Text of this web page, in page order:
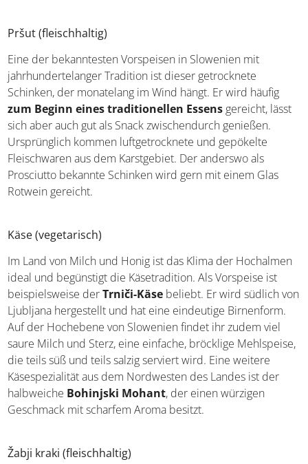
Pršut (fleischhaltig)
Eine der bekanntesten Vorspeisen in Slowenien mit
jahrhundertelanger Tradition ist dieser getrocknete
Schinken, der monatelang im Wind hängt. Er wird häufig
zum Beginn eines traditionellen Essensgereicht,
lässt sich aber auch gut als Snack zwischendurch
genießen. Ursprünglich kommen luftgetrocknete und
gepökelte Fleischwaren aus dem Karstgebiet. Der
anderswo als Prosciutto bekannte Schinken wird gern mit
einem Glas Rotwein gereicht.
Käse (vegetarisch)
Im Land von Milch und Honig ist das Klima der
Hochalmen ideal und begünstigt die Käsetradition. Als
Vorspeise ist beispielsweise derTrniči-Käsebeliebt. Er
wird südlich von Ljubljana hergestellt und hat eine
eindeutige Birnenform. Auf der Hochebene von
Slowenien findet ihr zudem viel saure Milch und Sterz,
eine einfache, bröcklige Mehlspeise, die teils süß und
teils salzig serviert wird. Eine weitere Käsespezialität aus
dem Nordwesten des Landes ist der halbweiche
Bohinjski Mohant, der einen würzigen Geschmack mit